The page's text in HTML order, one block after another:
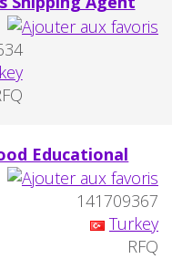
Educational
141709367
Turkey
RFQ